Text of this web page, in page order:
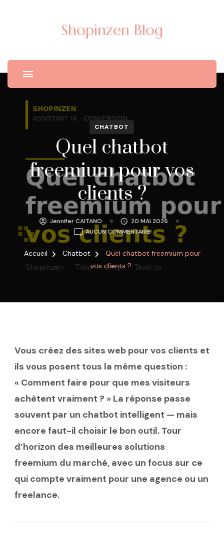
Shopinzen Blog
CHATBOT
Quel chatbot
freemium pour vos
clients ?
Jennifer CAITANO
20 MAI 2026
AUCUN COMMENTAIREQUEL
CHATBOT
FREEMIUM
POUR
Accueil Chatbot
Quel chatbot freemium pour
vos clients ?
Vous créez des sites web pour vos clients et
ils vous posent tous la même question :
« Comment faire pour que mes visiteurs
achètent vraiment ? » La réponse passe
souvent par un chatbot intelligent — mais
encore faut-il choisir le bon outil. Tour
d’horizon des meilleures solutions
freemium du marché, avec un focus sur ce
qui compte vraiment pour une agence ou un
freelance.